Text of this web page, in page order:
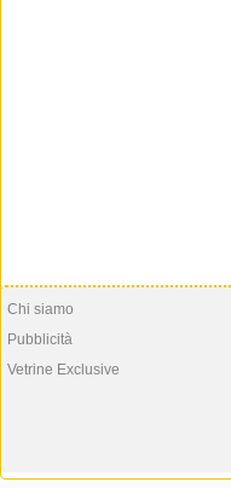
Chi siamo
Pubblicità
Vetrine Exclusive